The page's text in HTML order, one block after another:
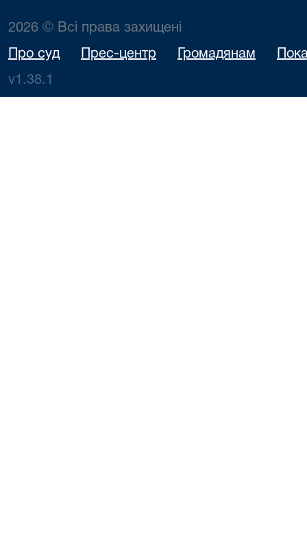
2026 © Всі права захищені
Про суд Прес-центр Громадянам
v1.38.1